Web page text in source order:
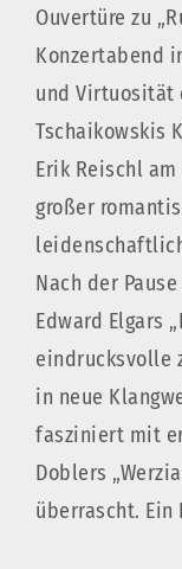
Ouvertüre zu
Konzertabend
und Virtuosität
Tschaikowskis
Erik Reischl
großer
Nach der
Edward Elgars
eindrucksvolle
in neue
fasziniert mit
Doblers
überrascht. Ein